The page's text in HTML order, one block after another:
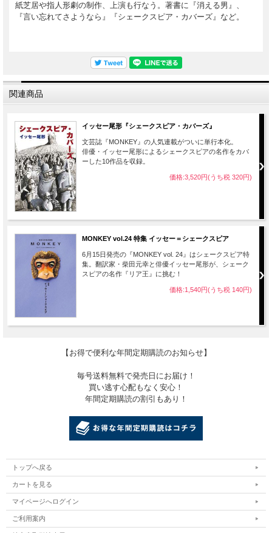
紙芝居や指人形劇の制作、上演も行なう。著書に『消える男』、
『言い忘れてさようなら』『シェークスピア・カバーズ』など。
関連商品
イッセー尾形『シェークスピア・カバーズ』
文芸誌『MONKEY』の人気連載がついに単行本化。
俳優・イッセー尾形によるシェークスピアの名作をカバ
ーした10作品を収録。
価格:3,520円(うち税 320円)
MONKEY vol.24 特集 イッセー＝シェークスピア
6月15日発売の『MONKEY vol. 24』はシェークスピア特
集。翻訳家・柴田元幸と俳優イッセー尾形が、シェーク
スピアの名作『リア王』に挑む！
価格:1,540円(うち税 140円)
【お得で便利な年間定期購読のお知らせ】
毎号送料無料で発売日にお届け！
買い逃す心配もなく安心！
年間定期購読の割引もあり！
トップへ戻る
カートを見る
マイページへログイン
ご利用案内